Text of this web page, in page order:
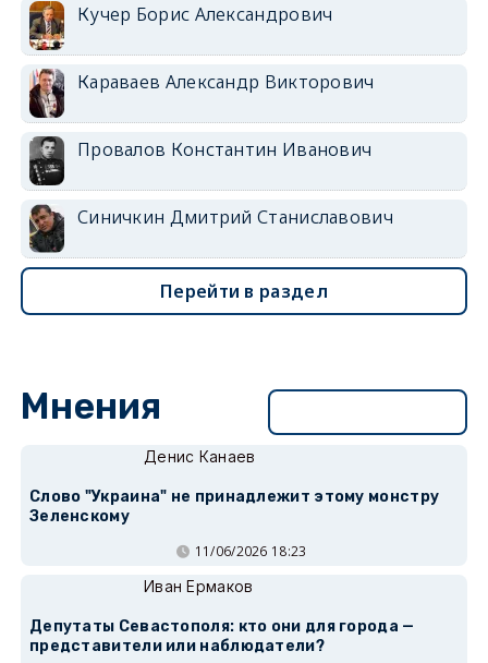
Кучер Борис Александрович
Караваев Александр Викторович
Провалов Константин Иванович
Синичкин Дмитрий Станиславович
Перейти в раздел
Мнения
Денис Канаев
Слово "Украина" не принадлежит этому монстру
Зеленскому
11/06/2026 18:23
Иван Ермаков
Депутаты Севастополя: кто они для города —
представители или наблюдатели?